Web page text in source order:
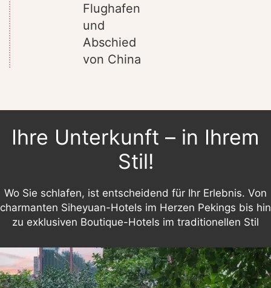
Flughafen
und
Abschied
von China
Ihre Unterkunft – in Ihrem
Stil!
Wo Sie schlafen, ist entscheidend für Ihr Erlebnis. Von
charmanten Siheyuan-Hotels im Herzen Pekings bis hin
zu exklusiven Boutique-Hotels im traditionellen Stil